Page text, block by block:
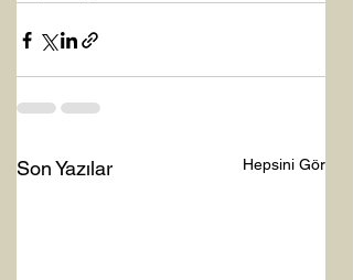
Son Yazılar Hepsini Gör